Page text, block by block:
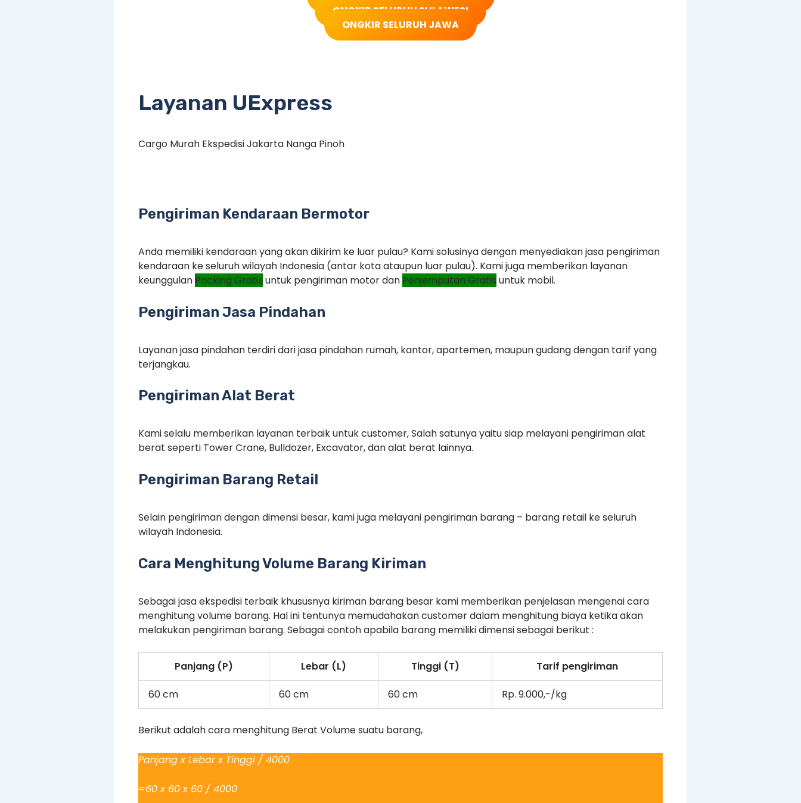
ONGKIR SELURUH SULAWESI
ONGKIR SELURUH JAWA
Layanan UExpress
Cargo Murah Ekspedisi Jakarta Nanga Pinoh
Pengiriman Kendaraan Bermotor
Anda memiliki kendaraan yang akan dikirim ke luar pulau? Kami solusinya dengan menyediakan jasa pengiriman
kendaraan ke seluruh wilayah Indonesia (antar kota ataupun luar pulau). Kami juga memberikan layanan
keunggulan Packing Gratis untuk pengiriman motor dan Penjemputan Gratis untuk mobil.
Pengiriman Jasa Pindahan
Layanan jasa pindahan terdiri dari jasa pindahan rumah, kantor, apartemen, maupun gudang dengan tarif yang
terjangkau.
Pengiriman Alat Berat
Kami selalu memberikan layanan terbaik untuk customer, Salah satunya yaitu siap melayani pengiriman alat
berat seperti Tower Crane, Bulldozer, Excavator, dan alat berat lainnya.
Pengiriman Barang Retail
Selain pengiriman dengan dimensi besar, kami juga melayani pengiriman barang – barang retail ke seluruh
wilayah Indonesia.
Cara Menghitung Volume Barang Kiriman
Sebagai jasa ekspedisi terbaik khususnya kiriman barang besar kami memberikan penjelasan mengenai cara
menghitung volume barang. Hal ini tentunya memudahakan customer dalam menghitung biaya ketika akan
melakukan pengiriman barang. Sebagai contoh apabila barang memiliki dimensi sebagai berikut :
Panjang (P) Lebar (L) Tinggi (T) Tarif pengiriman
60 cm 60 cm 60 cm Rp. 9.000,-/kg
Berikut adalah cara menghitung Berat Volume suatu barang,
Panjang x Lebar x Tinggi / 4000
=60 x 60 x 60 / 4000